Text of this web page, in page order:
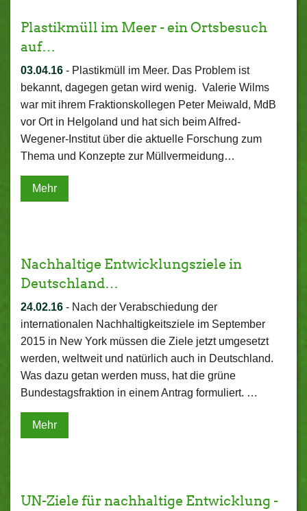
Plastikmüll im Meer - ein Ortsbesuch
auf…
03.04.16 - Plastikmüll im Meer. Das Problem ist
bekannt, dagegen getan wird wenig. Valerie Wilms
war mit ihrem Fraktionskollegen Peter Meiwald, MdB
vor Ort in Helgoland und hat sich beim Alfred-
Wegener-Institut über die aktuelle Forschung zum
Thema und Konzepte zur Müllvermeidung…
Mehr
Nachhaltige Entwicklungsziele in
Deutschland…
24.02.16 - Nach der Verabschiedung der
internationalen Nachhaltigkeitsziele im September
2015 in New York müssen die Ziele jetzt umgesetzt
werden, weltweit und natürlich auch in Deutschland.
Was dazu getan werden muss, hat die grüne
Bundestagsfraktion in einem Antrag formuliert. …
Mehr
UN-Ziele für nachhaltige Entwicklung -